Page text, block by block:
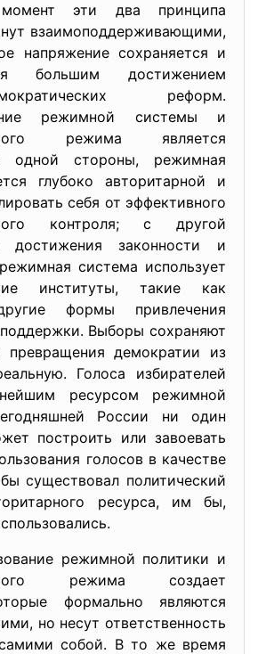
эти два принципа
взаимоподдерживающими,
напряжение сохраняется и
большим достижением
реформ.
режимной системы и
режима является
одной стороны, режимная
глубоко авторитарной и
себя от эффективного
контроля; с другой
достижения законности и
система использует
институты, такие как
формы привлечения
Выборы сохраняют
превращения демократии из
Голоса избирателей
ресурсом режимной
России ни один
построить или завоевать
голосов в качестве
существовал политический
ресурса, им бы,
режимной политики и
режима создает
формально являются
но несут ответственность
собой. В то же время